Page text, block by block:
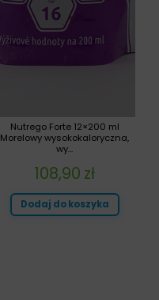
Nutrego Forte 12×200 ml
Morelowy wysokokaloryczna,
wy...
108,90 zł
Dodaj do koszyka